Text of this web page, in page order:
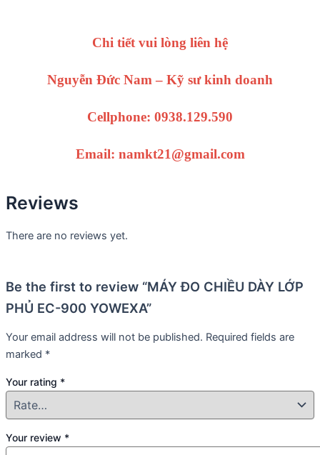
Chi tiết vui lòng liên hệ
Nguyễn Đức Nam – Kỹ sư kinh doanh
Cellphone: 0938.129.590
Email: namkt21@gmail.com
Reviews
There are no reviews yet.
Be the first to review “MÁY ĐO CHIỀU DÀY LỚP
PHỦ EC-900 YOWEXA”
Your email address will not be published. Required fields are
marked *
Your rating *
Your review *